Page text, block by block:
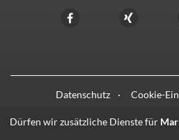
Datenschutz Cookie-
Dürfen wir zusätzliche Dienste für